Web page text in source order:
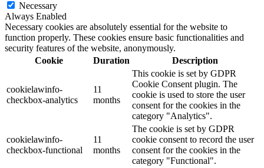
Necessary
Always Enabled
Necessary cookies are absolutely essential for the website to
function properly. These cookies ensure basic functionalities and
security features of the website, anonymously.
Cookie
Duration Description
cookielawinfo-
checkbox-analytics
11
months
This cookie is set by GDPR
Cookie Consent plugin. The
cookie is used to store the user
consent for the cookies in the
category "Analytics".
cookielawinfo-
checkbox-functional
11
months
The cookie is set by GDPR
cookie consent to record the user
consent for the cookies in the
category "Functional".